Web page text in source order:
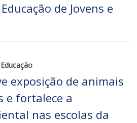
de Jovens e
exposição de animais
e fortalece a
nas escolas da